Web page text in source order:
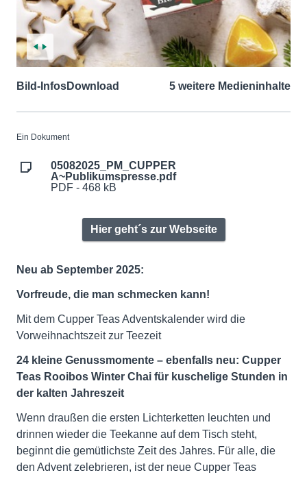
Bild-InfosDownload 5 weitere Medieninhalte
Ein Dokument
05082025_PM_CUPPER
A~Publikumspresse.pdf
PDF - 468 kB
Hier geht´s zur Webseite
Neu ab September 2025:
Vorfreude, die man schmecken kann!
Mit dem Cupper Teas Adventskalender wird die
Vorweihnachtszeit zur Teezeit
24 kleine Genussmomente – ebenfalls neu: Cupper
Teas Rooibos Winter Chai für kuschelige Stunden in
der kalten Jahreszeit
Wenn draußen die ersten Lichterketten leuchten und
drinnen wieder die Teekanne auf dem Tisch steht,
beginnt die gemütlichste Zeit des Jahres. Für alle, die
den Advent zelebrieren, ist der neue Cupper Teas